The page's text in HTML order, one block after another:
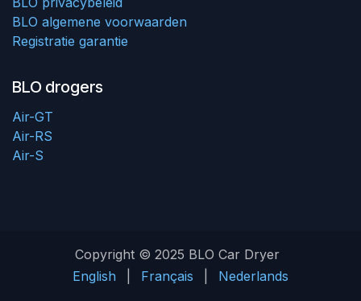
BLO algemene voorwaarden
Registratie garantie
BLO drogers
Air-GT
Air-RS
Air-S
Copyright © 2025 BLO Car Dryer
English
Français Nederlands